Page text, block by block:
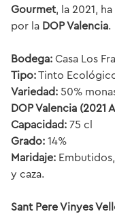
Gourmet, la 2021,
por la DOP Valencia.
Bodega: Casa Los
Tipo:Tinto
Variedad: 50%
DOP Valencia (2021
Capacidad: 75 cl
Grado: 14%
Maridaje:
y caza.
Sant Pere Vinyes